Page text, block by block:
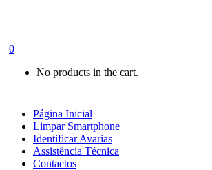
0
No products in the cart.
Página Inicial
Limpar Smartphone
Identificar Avarias
Assistência Técnica
Contactos